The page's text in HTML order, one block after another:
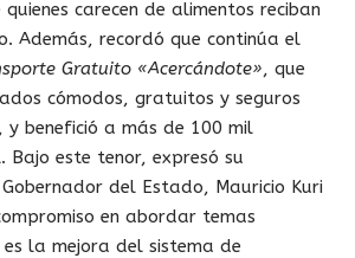
carecen de alimentos reciban
Además, recordó que continúa el
Gratuito «Acercándote», que
cómodos, gratuitos y seguros
benefició a más de 100 mil
Bajo este tenor, expresó su
del Estado, Mauricio Kuri
en abordar temas
la mejora del sistema de